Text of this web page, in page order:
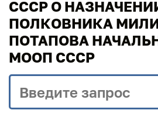
СССР О
ПОЛКОВНИКА
ПОТАПОВА
МООП СССР